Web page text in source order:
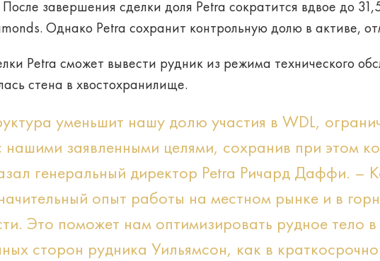
завершения сделки доля Petra сократится вдвое до
Однако Petra сохранит контрольную долю в активе,
Petra сможет вывести рудник из режима технического
стена в хвостохранилище.
уменьшит нашу долю участия в WDL,
нашими заявленными целями, сохранив при этом
генеральный директор Petra Ричард Даффи. –
опыт работы на местном рынке и в
Это поможет нам оптимизировать рудное тело в
сторон рудника Уильямсон, как в